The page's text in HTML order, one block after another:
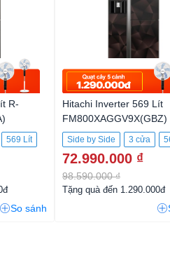
R-
569 Lít
So sánh
Hitachi Inverter 569 Lít
FM800XAGGV9X(GBZ)
Side by Side 3 cửa
72.990.000 ₫
98.590.000 ₫
Tặng quà đến 1.290.000đ